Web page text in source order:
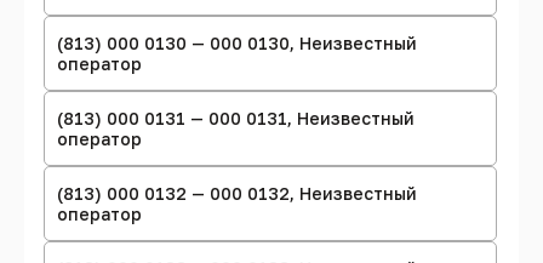
(813) 000 0130 — 000 0130, Неизвестный
оператор
(813) 000 0131 — 000 0131, Неизвестный
оператор
(813) 000 0132 — 000 0132, Неизвестный
оператор